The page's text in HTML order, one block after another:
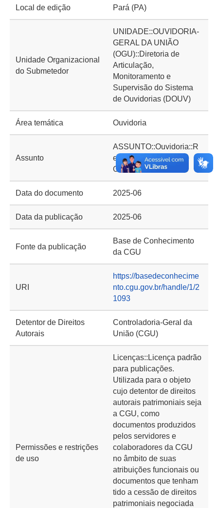
Local de edição Pará (PA)
Unidade Organizacional
do Submetedor
UNIDADE::OUVIDORIA-
GERAL DA UNIÃO
(OGU)::Diretoria de
Articulação,
Monitoramento e
Supervisão do Sistema
de Ouvidorias (DOUV)
Área temática Ouvidoria
Assunto
ASSUNTO::Ouvidoria::R
elatórios de gestão de
Ouvidoria
Data do documento 2025-06
Data da publicação 2025-06
Fonte da publicação
Base de Conhecimento
da CGU
URI
https://basedeconhecime
nto.cgu.gov.br/handle/1/2
1093
Detentor de Direitos
Autorais
Controladoria-Geral da
União (CGU)
Permissões e restrições
de uso
Licenças::Licença padrão
para publicações.
Utilizada para o objeto
cujo detentor de direitos
autorais patrimoniais seja
a CGU, como
documentos produzidos
pelos servidores e
colaboradores da CGU
no âmbito de suas
atribuições funcionais ou
documentos que tenham
tido a cessão de direitos
patrimoniais negociada